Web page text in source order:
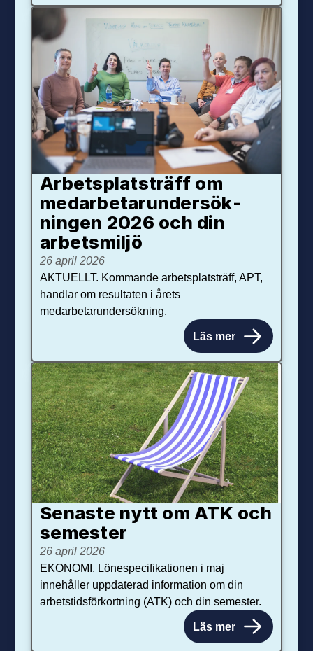
Arbetsplats­träff om
med­arbetar­under­sök­
ningen 2026 och din
arbets­miljö
26 april 2026
AKTUELLT. Kommande arbetsplatsträff, APT,
handlar om resultaten i årets
medarbetarundersökning.
Läs mer
Senaste nytt om ATK och
se­mester
26 april 2026
EKONOMI. Lönespecifikationen i maj
innehåller uppdaterad information om din
arbetstidsförkortning (ATK) och din semester.
Läs mer